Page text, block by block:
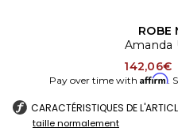
ROBE
Amanda
142,06€
Pay over time with Affirm.
CARACTÉRISTIQUES DE
taille normalement